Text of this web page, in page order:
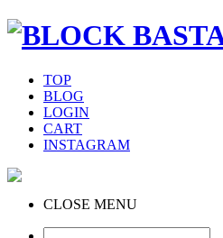
TOP
BLOG
LOGIN
CART
INSTAGRAM
CLOSE MENU